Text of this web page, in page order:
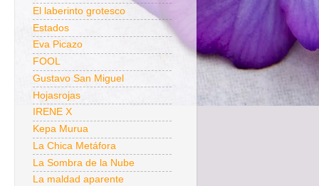
El laberinto grotesco
Estados
Eva Picazo
FOOL
Gustavo San Miguel
Hojasrojas
IRENE X
Kepa Murua
La Chica Metáfora
La Sombra de la Nube
La maldad aparente